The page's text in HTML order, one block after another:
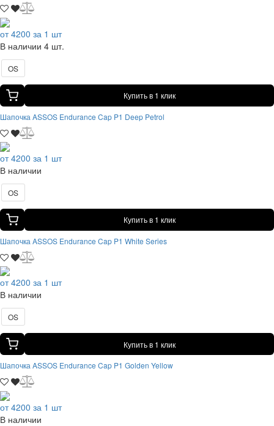
от 4200 за 1 шт
В наличии 4 шт.
OS
Купить в 1 клик
Шапочка ASSOS Endurance Cap P1 Deep Petrol
от 4200 за 1 шт
В наличии
OS
Купить в 1 клик
Шапочка ASSOS Endurance Cap P1 White Series
от 4200 за 1 шт
В наличии
OS
Купить в 1 клик
Шапочка ASSOS Endurance Cap P1 Golden Yellow
от 4200 за 1 шт
В наличии